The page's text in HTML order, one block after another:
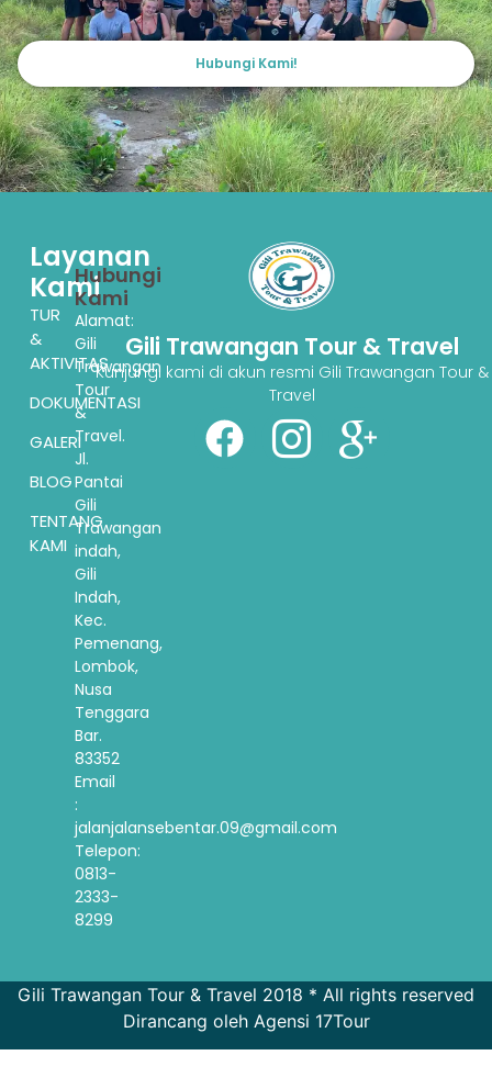
Hubungi Kami!
Gili Trawangan Tour & Travel
Kunjungi kami di akun resmi Gili Trawangan Tour &
Travel
Layanan
Kami
TUR
&
AKTIVITAS
DOKUMENTASI
GALERI
BLOG
TENTANG
KAMI
Hubungi
Kami
Alamat:
Gili
Trawangan
Tour
&
Travel.
Jl.
Pantai
Gili
Trawangan
indah,
Gili
Indah,
Kec.
Pemenang,
Lombok,
Nusa
Tenggara
Bar.
83352
Email
:
jalanjalansebentar.09@gmail.com
Telepon:
0813-
2333-
8299
Gili Trawangan Tour & Travel 2018 * All rights reserved
Dirancang oleh Agensi 17Tour